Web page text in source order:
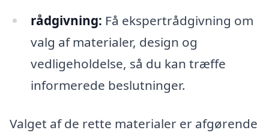
rådgivning: Få ekspertrådgivning om
valg af materialer, design og
vedligeholdelse, så du kan træffe
informerede beslutninger.
Valget af de rette materialer er afgørende